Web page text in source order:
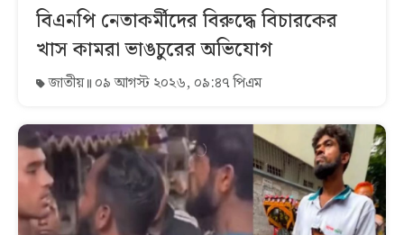
বিএনপি নেতাকর্মীদের বিরুদ্ধে বিচারকের
খাস কামরা ভাঙচুরের অভিযোগ
জাতীয় ০৯ আগস্ট ২০২৬, ০৯:৪৭ পিএম